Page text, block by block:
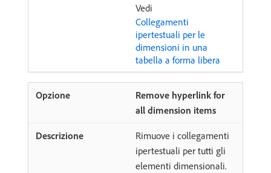
Vedi
Collegamenti
ipertestuali per le
dimensioni in una
tabella a forma libera
Remove hyperlink for
all dimension items
Rimuove i collegamenti
ipertestuali per tutti gli
elementi dimensionali.